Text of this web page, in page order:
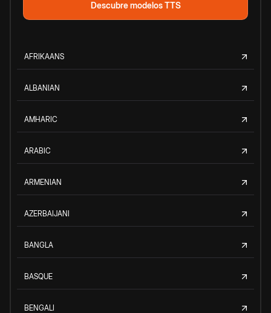
Descubre modelos TTS
AFRIKAANS
ALBANIAN
AMHARIC
ARABIC
ARMENIAN
AZERBAIJANI
BANGLA
BASQUE
BENGALI